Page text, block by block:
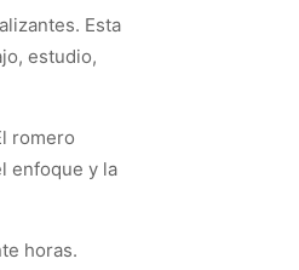
Esta
estudio,
romero
enfoque y la
horas.